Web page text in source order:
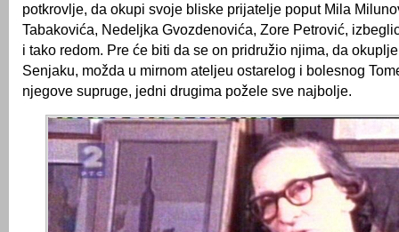
potkrovlje, da okupi svoje bliske prijatelje poput Mila
Tabakovića, Nedeljka Gvozdenovića, Zore Petrović,
i tako redom. Pre će biti da se on pridružio njima, da
Senjaku, možda u mirnom ateljeu ostarelog i bolesnog
njegove supruge, jedni drugima požele sve najbolje.